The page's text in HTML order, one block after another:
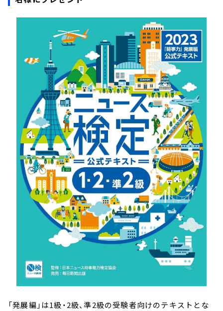
「発展編」は1級・2級、準2級の受験者向けのテキストとな